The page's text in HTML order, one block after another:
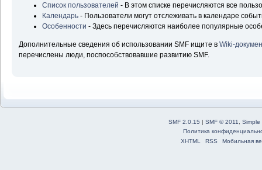
Список пользователей - В этом списке перечисляются все
Календарь - Пользователи могут отслеживать в календаре
Особенности - Здесь перечисляются наиболее популярные
Дополнительные сведения об использовании SMF ищите вWiki-
перечислены люди, поспособствовавшие развитию SMF.
SMF 2.0.15 | SMF © 2011, Simple
Политика
XHTML
RSS Мобильная